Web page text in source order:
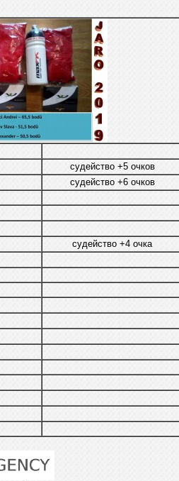
судейство +5 очков
судейство +6 очков
судейство +4 очкa